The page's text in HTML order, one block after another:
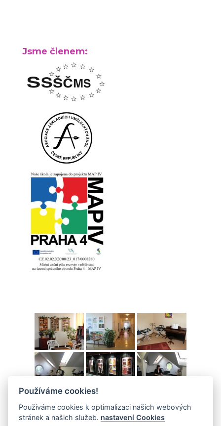
Jsme členem:
Používáme cookies!
Používáme cookies k optimalizaci našich webových
stránek a našich služeb. nastavení Cookies